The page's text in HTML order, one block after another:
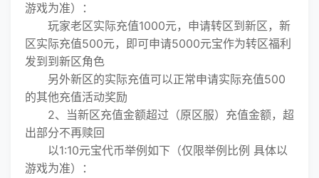
游戏为准）：
玩家老区实际充值1000元，申请转区到新区，新
区实际充值500元，即可申请5000元宝作为转区福利
发到到新区角色
另外新区的实际充值可以正常申请实际充值500
的其他充值活动奖励
2、当新区充值金额超过（原区服）充值金额，超
出部分不再赎回
以1:10元宝代币举例如下（仅限举例比例 具体以
游戏为准）：